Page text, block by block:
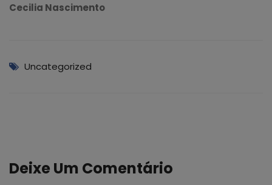
Cecilia Nascimento
Uncategorized
Deixe Um Comentário